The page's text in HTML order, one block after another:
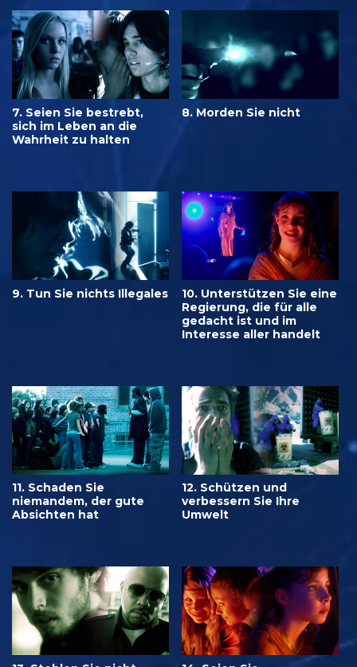
7. Seien Sie bestrebt,
sich im Leben an die
Wahrheit zu halten
8. Morden Sie nicht
9. Tun Sie nichts Illegales
10. Unterstützen Sie eine
Regierung, die für alle
gedacht ist und im
Interesse aller handelt
11. Schaden Sie
niemandem, der gute
Absichten hat
12. Schützen und
verbessern Sie Ihre
Umwelt